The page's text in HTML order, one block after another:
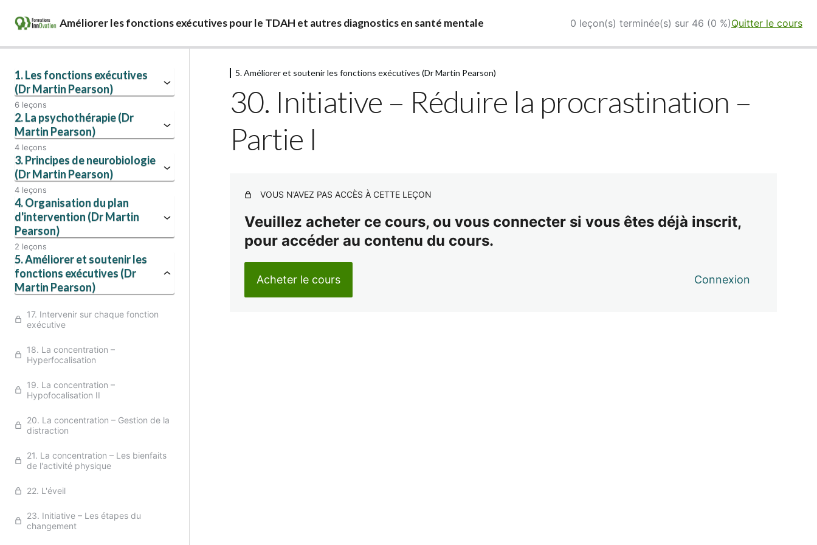
Améliorer les fonctions exécutives pour le TDAH et autres diagnostics en santé mentale 0 leçon(s) terminée(s) sur 46 (0 %)Quitter le cours
1. Les fonctions exécutives
(Dr Martin Pearson)
6 leçons
2. La psychothérapie (Dr
Martin Pearson)
4 leçons
3. Principes de neurobiologie
(Dr Martin Pearson)
4 leçons
4. Organisation du plan
d'intervention (Dr Martin
Pearson)
2 leçons
5. Améliorer et soutenir les
fonctions exécutives (Dr
Martin Pearson)
17. Intervenir sur chaque fonction
exécutive
18. La concentration –
Hyperfocalisation
19. La concentration –
Hypofocalisation II
20. La concentration – Gestion de la
distraction
21. La concentration – Les bienfaits
de l'activité physique
22. L'éveil
23. Initiative – Les étapes du
changement
5. Améliorer et soutenir les fonctions exécutives (Dr Martin Pearson)
30. Initiative – Réduire la procrastination –
Partie I
VOUS N’AVEZ PAS ACCÈS À CETTE LEÇON
Veuillez acheter ce cours, ou vous connecter si vous êtes déjà inscrit,
pour accéder au contenu du cours.
Acheter le cours Connexion